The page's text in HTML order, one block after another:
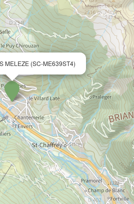
MELEZE (SC-ME639ST4)